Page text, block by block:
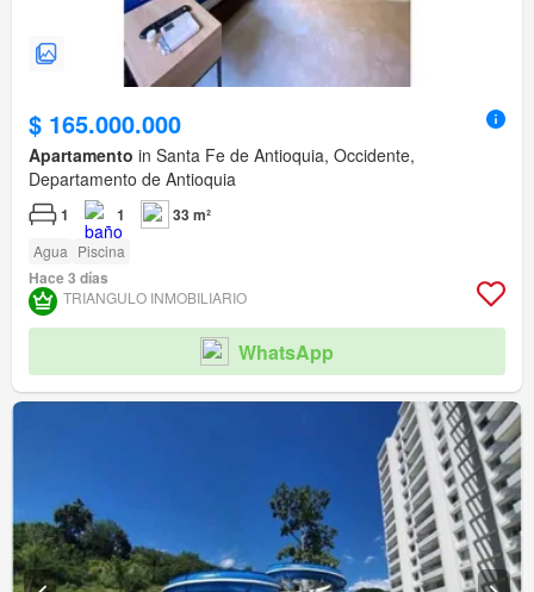
$ 165.000.000
Apartamento in Santa Fe de Antioquia, Occidente,
Departamento de Antioquia
1 1 33 m²
Agua Piscina
Hace 3 días
TRIANGULO INMOBILIARIO
WhatsApp